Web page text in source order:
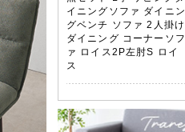
イニングソファ ダイニン
グベンチ ソファ 2人掛け
ダイニング コーナーソフ
ァ ロイス2P左肘S ロイ
ス